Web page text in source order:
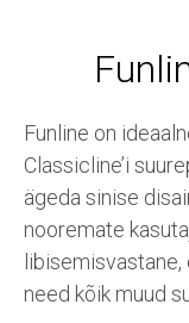
Funline on
Classicline’i
ägeda sinise
nooremate
need kõik muud